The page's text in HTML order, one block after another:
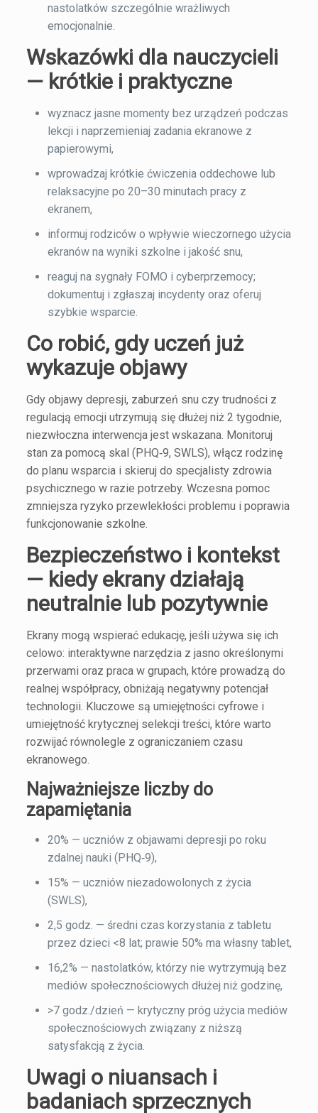
nastolatków szczególnie wrażliwych
emocjonalnie.
Wskazówki dla nauczycieli
— krótkie i praktyczne
wyznacz jasne momenty bez urządzeń podczas
lekcji i naprzemieniaj zadania ekranowe z
papierowymi,
wprowadzaj krótkie ćwiczenia oddechowe lub
relaksacyjne po 20–30 minutach pracy z
ekranem,
informuj rodziców o wpływie wieczornego użycia
ekranów na wyniki szkolne i jakość snu,
reaguj na sygnały FOMO i cyberprzemocy;
dokumentuj i zgłaszaj incydenty oraz oferuj
szybkie wsparcie.
Co robić, gdy uczeń już
wykazuje objawy
Gdy objawy depresji, zaburzeń snu czy trudności z
regulacją emocji utrzymują się dłużej niż 2 tygodnie,
niezwłoczna interwencja jest wskazana. Monitoruj
stan za pomocą skal (PHQ‑9, SWLS), włącz rodzinę
do planu wsparcia i skieruj do specjalisty zdrowia
psychicznego w razie potrzeby. Wczesna pomoc
zmniejsza ryzyko przewlekłości problemu i poprawia
funkcjonowanie szkolne.
Bezpieczeństwo i kontekst
— kiedy ekrany działają
neutralnie lub pozytywnie
Ekrany mogą wspierać edukację, jeśli używa się ich
celowo: interaktywne narzędzia z jasno określonymi
przerwami oraz praca w grupach, które prowadzą do
realnej współpracy, obniżają negatywny potencjał
technologii. Kluczowe są umiejętności cyfrowe i
umiejętność krytycznej selekcji treści, które warto
rozwijać równolegle z ograniczaniem czasu
ekranowego.
Najważniejsze liczby do
zapamiętania
20% — uczniów z objawami depresji po roku
zdalnej nauki (PHQ‑9),
15% — uczniów niezadowolonych z życia
(SWLS),
2,5 godz. — średni czas korzystania z tabletu
przez dzieci <8 lat; prawie 50% ma własny tablet,
16,2% — nastolatków, którzy nie wytrzymują bez
mediów społecznościowych dłużej niż godzinę,
>7 godz./dzień — krytyczny próg użycia mediów
społecznościowych związany z niższą
satysfakcją z życia.
Uwagi o niuansach i
badaniach sprzecznych